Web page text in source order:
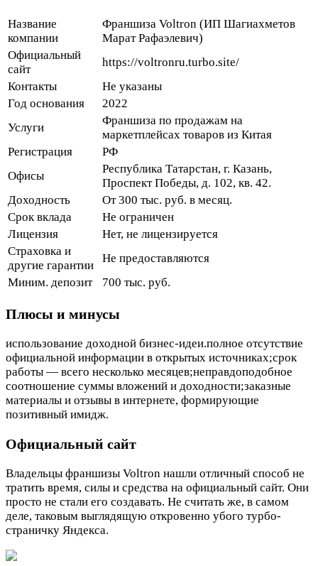
Название
компании
Франшиза Voltron (ИП Шагиахметов
Марат Рафаэлевич)
Официальный
сайт
https://voltronru.turbo.site/
Контакты
Не указаны
Год основания
2022
Услуги
Франшиза по продажам на
маркетплейсах товаров из Китая
Регистрация
РФ
Офисы
Республика Татарстан, г. Казань,
Проспект Победы, д. 102, кв. 42.
Доходность
От 300 тыс. руб. в месяц.
Срок вклада
Не ограничен
Лицензия
Нет, не лицензируется
Страховка и
другие гарантии
Не предоставляются
Миним. депозит
700 тыс. руб.
Плюсы и минусы
использование доходной бизнес-идеи.полное отсутствие
официальной информации в открытых источниках;срок
работы — всего несколько месяцев;неправдоподобное
соотношение суммы вложений и доходности;заказные
материалы и отзывы в интернете, формирующие
позитивный имидж.
Официальный сайт
Владельцы франшизы Voltron нашли отличный способ не
тратить время, силы и средства на официальный сайт. Они
просто не стали его создавать. Не считать же, в самом
деле, таковым выглядящую откровенно убого турбо-
страничку Яндекса.